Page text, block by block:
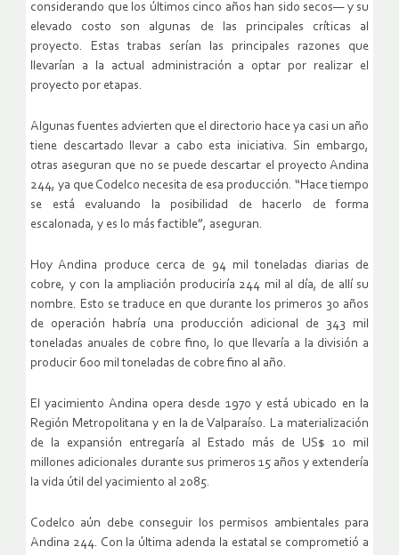
considerando que los últimos cinco años han sido secos— y su
elevado costo son algunas de las principales críticas al
proyecto. Estas trabas serían las principales razones que
llevarían a la actual administración a optar por realizar el
proyecto por etapas.
Algunas fuentes advierten que el directorio hace ya casi un año
tiene descartado llevar a cabo esta iniciativa. Sin embargo,
otras aseguran que no se puede descartar el proyecto Andina
244, ya que Codelco necesita de esa producción. “Hace tiempo
se está evaluando la posibilidad de hacerlo de forma
escalonada, y es lo más factible”, aseguran.
Hoy Andina produce cerca de 94 mil toneladas diarias de
cobre, y con la ampliación produciría 244 mil al día, de allí su
nombre. Esto se traduce en que durante los primeros 30 años
de operación habría una producción adicional de 343 mil
toneladas anuales de cobre fino, lo que llevaría a la división a
producir 600 mil toneladas de cobre fino al año.
El yacimiento Andina opera desde 1970 y está ubicado en la
Región Metropolitana y en la de Valparaíso. La materialización
de la expansión entregaría al Estado más de US$ 10 mil
millones adicionales durante sus primeros 15 años y extendería
la vida útil del yacimiento al 2085.
Codelco aún debe conseguir los permisos ambientales para
Andina 244. Con la última adenda la estatal se comprometió a